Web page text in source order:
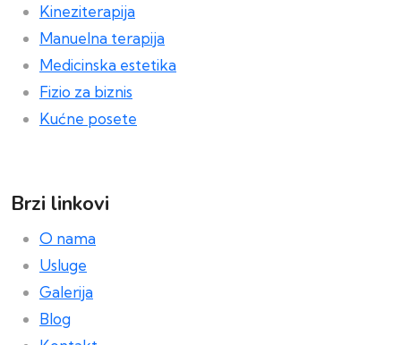
Kineziterapija
Manuelna terapija
Medicinska estetika
Fizio za biznis
Kućne posete
Brzi linkovi
O nama
Usluge
Galerija
Blog